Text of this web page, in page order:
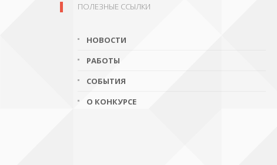
ПОЛЕЗНЫЕ ССЫЛКИ
НОВОСТИ
РАБОТЫ
СОБЫТИЯ
О КОНКУРСЕ